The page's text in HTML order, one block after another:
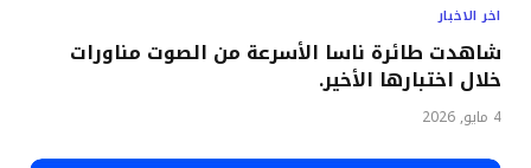
اخر الاخبار
شاهدت طائرة ناسا الأسرعة من الصوت مناورات
خلال اختبارها الأخير.
4 مايو, 2026